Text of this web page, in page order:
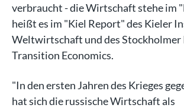
verbraucht - die Wirtschaft stehe im
heißt es im "Kiel Report" des Kieler
Weltwirtschaft und des
Transition Economics.
"In den ersten Jahren des Krieges
hat sich die russische Wirtschaft als